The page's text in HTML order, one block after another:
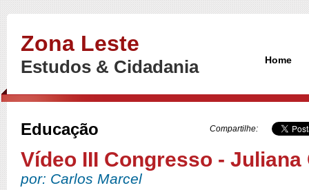
Zona Leste
Estudos & Cidadania Home
Educação Compartilhe:
Vídeo III Congresso - Juliana
por: Carlos Marcel